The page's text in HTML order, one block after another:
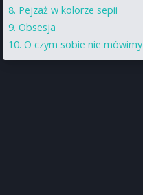
Pejzaż w kolorze sepii
Obsesja
O czym sobie nie mówimy